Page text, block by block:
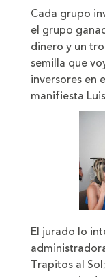
Cada grupo
el grupo
dinero y un
semilla que
inversores en
manifiesta
El jurado lo
Trapitos al